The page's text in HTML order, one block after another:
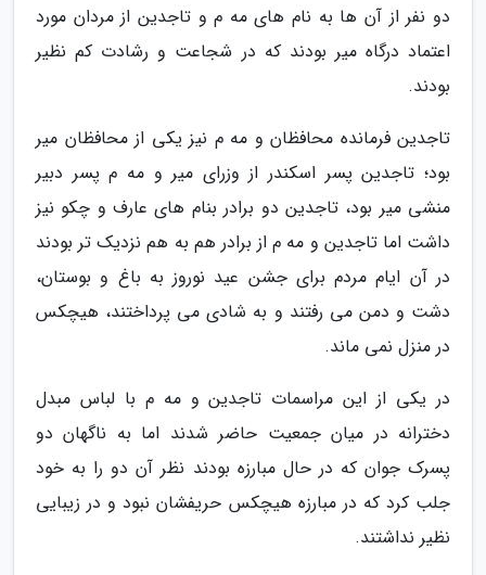
دو نفر از آن ها به نام های مه م و تاجدین از مردان مورد
اعتماد درگاه میر بودند که در شجاعت و رشادت کم نظیر
بودند.
تاجدین فرمانده محافظان و مه م نیز یکی از محافظان میر
بود؛ تاجدین پسر اسکندر از وزرای میر و مه م پسر دبیر
منشی میر بود، تاجدین دو برادر بنام های عارف و چکو نیز
داشت اما تاجدین و مه م از برادر هم به هم نزدیک تر بودند
در آن ایام مردم برای جشن عید نوروز به باغ و بوستان،
دشت و دمن می رفتند و به شادی می پرداختند، هیچکس
در منزل نمی ماند.
در یکی از این مراسمات تاجدین و مه م با لباس مبدل
دخترانه در میان جمعیت حاضر شدند اما به ناگهان دو
پسرک جوان که در حال مبارزه بودند نظر آن دو را به خود
جلب کرد که در مبارزه هیچکس حریفشان نبود و در زیبایی
نظیر نداشتند.